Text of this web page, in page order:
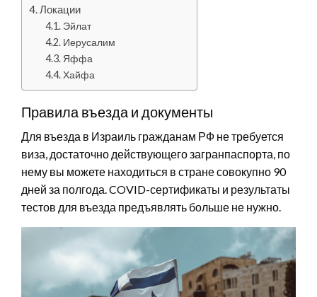
Локации
Эйлат
Иерусалим
Яффа
Хайфа
Правила въезда и документы
Для въезда в Израиль гражданам РФ не требуется
виза, достаточно действующего загранпаспорта, по
нему вы можете находиться в стране совокупно 90
дней за полгода. COVID-сертификаты и результаты
тестов для въезда предъявлять больше не нужно.